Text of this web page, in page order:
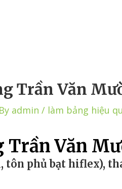
Trần Văn
admin / làm bảng hiệu
Trần Văn
tôn phủ bạt hiflex),